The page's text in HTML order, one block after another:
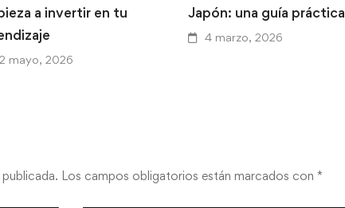
a invertir en tu
mayo, 2026
Japón: una guía práctica
4 marzo, 2026
Los campos obligatorios están marcados con *